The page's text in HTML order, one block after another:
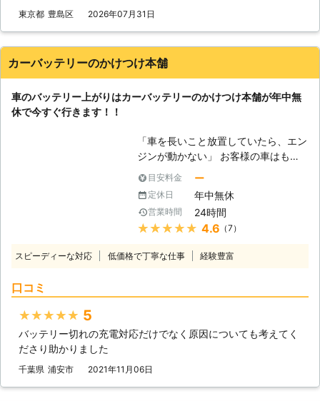
いち早くお助けしたいという気持ちが
っておりますので、バッテリー上がり
お問い合わせください。
東京都 豊島区 2026年07月31日
カーバッテリーのかけつけ本舗
車のバッテリー上がりはカーバッテリーのかけつけ本舗が年中無
休で今すぐ行きます！！
「車を長いこと放置していたら、エン
ジンが動かない」 お客様の車はもし
かしたら、バッテリー上がりを起こし
ているかもしれません。車は放ってお
いても自然放電をおこなっているの
で、勝手にバッテリー内の電気は消耗
していきます。そのため、長いこと車
せるだけの電力が無くなってしまうの
んな原因がある 車の放置だけではな
原因があります。下記に紹介していき
目安料金 ー
定休日 年中無休
営業時間 24時間
★★★★★ 4.6 （7）
スピーディーな対応 低価格で丁寧な仕事 経験豊富
口コミ
★★★★★ 5
バッテリー切れの充電対応だけでなく原因についても考えてく
ださり助かりました
千葉県 浦安市 2021年11月06日